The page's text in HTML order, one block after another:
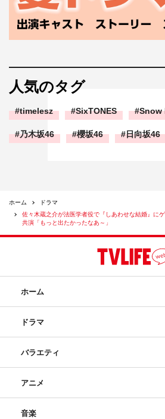
人気のタグ
timelesz SixTONES Snow
乃木坂46 櫻坂46 日向坂46
ホーム
ドラマ
佐々木蔵之介が法医学者役で『しあわせな結婚』に
共演「もっと出たかったなあ～」
ホーム
ドラマ
バラエティ
アニメ
音楽